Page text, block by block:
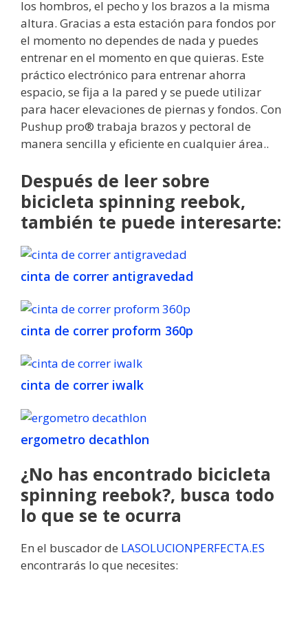
los hombros, el pecho y los brazos a la misma
altura. Gracias a esta estación para fondos por
el momento no dependes de nada y puedes
entrenar en el momento en que quieras. Este
práctico electrónico para entrenar ahorra
espacio, se fija a la pared y se puede utilizar
para hacer elevaciones de piernas y fondos. Con
Pushup pro® trabaja brazos y pectoral de
manera sencilla y eficiente en cualquier área..
Después de leer sobre
bicicleta spinning reebok,
también te puede interesarte:
cinta de correr antigravedad
cinta de correr proform 360p
cinta de correr iwalk
ergometro decathlon
¿No has encontrado bicicleta
spinning reebok?, busca todo
lo que se te ocurra
En el buscador de LASOLUCIONPERFECTA.ES
encontrarás lo que necesites: